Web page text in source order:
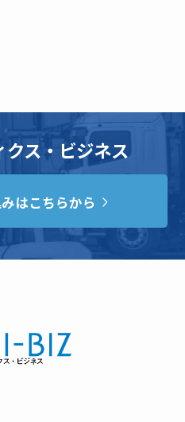
ス・ビジネス
はこちらから